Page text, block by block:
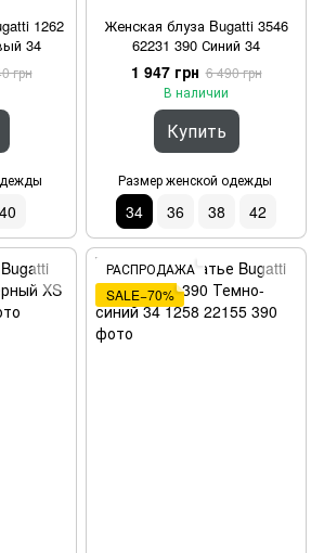
1262
34
грн
40
Женская блуза Bugatti 3546
62231 390 Синий 34
1 947 грн 6 490 грн
В наличии
Купить
Размер женской одежды
34 36 38 42
РАСПРОДАЖА
SALE−70%